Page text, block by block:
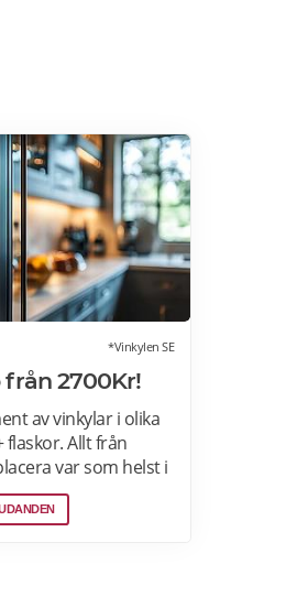
*Vinkylen SE
från 2700Kr!
av vinkylar i olika
flaskor. Allt från
var som helst i
integrerbara
in i